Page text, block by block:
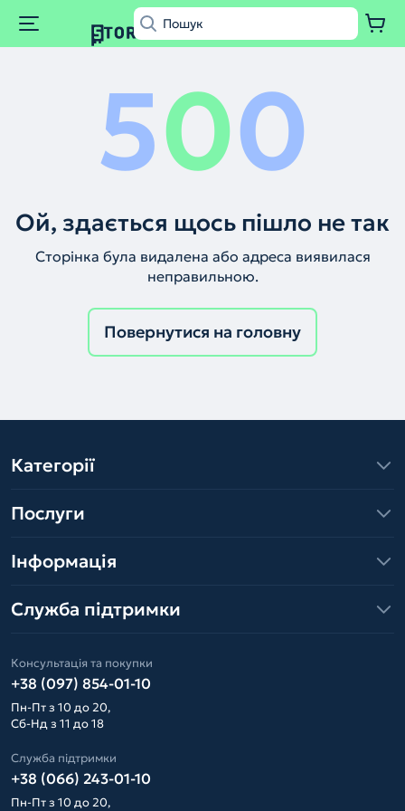
500
Ой, здається щось пішло не так
Сторінка була видалена або адреса виявилася
неправильною.
Повернутися на головну
Категорії
Послуги
Інформація
Служба підтримки
Консультація та покупки
+38 (097) 854-01-10
Пн-Пт з 10 до 20,
Сб-Нд з 11 до 18
Служба підтримки
+38 (066) 243-01-10
Пн-Пт з 10 до 20,